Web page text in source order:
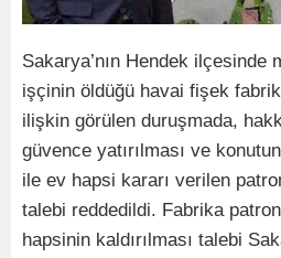
Sakarya’nın Hendek ilçesinde
işçinin öldüğü havai fişek
ilişkin görülen duruşmada,
güvence yatırılması ve
ile ev hapsi kararı verilen
talebi reddedildi. Fabrika
hapsinin kaldırılması talebi